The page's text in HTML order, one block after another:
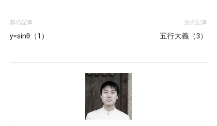
前の記事
y=sinθ（1）
次の記事
五行大義（3）